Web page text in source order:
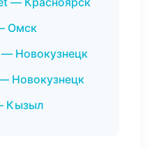
Омск
— Новокузнецк
Новокузнецк
Кызыл